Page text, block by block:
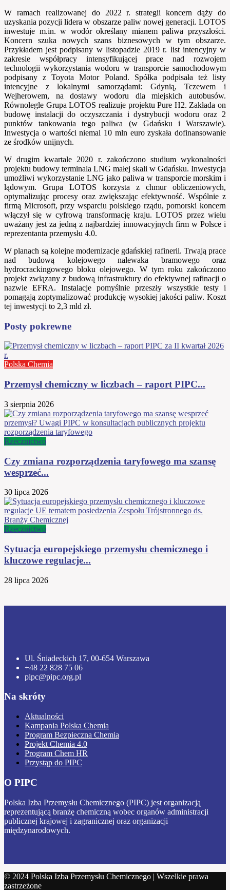
W ramach realizowanej do 2022 r. strategii koncern dąży do
uzyskania pozycji lidera w obszarze paliw nowej generacji. LOTOS
inwestuje m.in. w wodór określany mianem paliwa przyszłości.
Koncern szuka nowych szans biznesowych w tym obszarze.
Przykładem jest podpisany w listopadzie 2019 r. list intencyjny w
zakresie współpracy intensyfikującej prace nad rozwojem
technologii wykorzystania wodoru w transporcie samochodowym
podpisany z Toyota Motor Poland. Spółka podpisała też listy
intencyjne z lokalnymi samorządami: Gdynią, Tczewem i
Wejherowem, na dostawy wodoru dla miejskich autobusów.
Równolegle Grupa LOTOS realizuje projektu Pure H2. Zakłada on
budowę instalacji do oczyszczania i dystrybucji wodoru oraz 2
punktów tankowania tego paliwa (w Gdańsku i Warszawie).
Inwestycja o wartości niemal 10 mln euro zyskała dofinansowanie
ze środków unijnych.
W drugim kwartale 2020 r. zakończono studium wykonalności
projektu budowy terminala LNG małej skali w Gdańsku. Inwestycja
umożliwi wykorzystanie LNG jako paliwa w transporcie morskim i
lądowym. Grupa LOTOS korzysta z chmur obliczeniowych,
optymalizując procesy oraz zwiększając efektywność. Wspólnie z
firmą Microsoft, przy wsparciu polskiego rządu, pomorski koncern
włączył się w cyfrową transformację kraju. LOTOS przez wielu
uważany jest za jedną z najbardziej innowacyjnych firm w Polsce i
reprezentanta przemysłu 4.0.
W planach są kolejne modernizacje gdańskiej rafinerii. Trwają prace
nad budową kolejowego nalewaka bramowego oraz
hydrocrackingowego bloku olejowego. W tym roku zakończono
projekt związany z budową infrastruktury do efektywnej rafinacji o
nazwie EFRA. Instalacje pomyślnie przeszły wszystkie testy i
pomagają zoptymalizować produkcję wysokiej jakości paliw. Koszt
tej inwestycji to 2,3 mld zł.
Posty pokrewne
Polska Chemia
Przemysł chemiczny w liczbach – raport PIPC...
3 sierpnia 2026
Rzecznictwo
Czy zmiana rozporządzenia taryfowego ma szansę
wesprzeć...
30 lipca 2026
Rzecznictwo
Sytuacja europejskiego przemysłu chemicznego i
kluczowe regulacje...
28 lipca 2026
Ul. Śniadeckich 17, 00-654 Warszawa
+48 22 828 75 06
pipc@pipc.org.pl
Na skróty
Aktualności
Kampania Polska Chemia
Program Bezpieczna Chemia
Projekt Chemia 4.0
Program Chem HR
Przystąp do PIPC
O PIPC
Polska Izba Przemysłu Chemicznego (PIPC) jest organizacją
reprezentującą branżę chemiczną wobec organów administracji
publicznej krajowej i zagranicznej oraz organizacji
międzynarodowych.
© 2024 Polska Izba Przemysłu Chemicznego | Wszelkie prawa
zastrzeżone